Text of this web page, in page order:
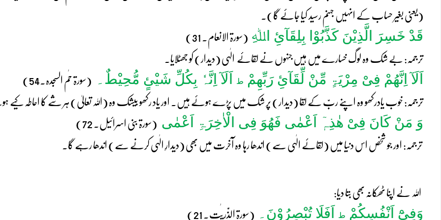
(یعنی بغیر حساب کے انہیں جہنم رسید کیا جائے گا)۔
قَدْ خَسِرَ الَّذِیْنَ کَذَّبُوْا بِلِقَآئِ ا ﷲ (سورۃ الانعام۔ 31)
ترجمہ: بے شک وہ لوگ خسارے میں ہیں جنہوں نے لقائے الٰہی (دیدار) کو جھٹلایا۔
اَلَآ اِنَّھُمْ فِیْ مِرْیَۃٍ مِّنْ لِّقَآئِ رَبِّھِمْ ط اَلَآ اِنَّہٗ بِکُلِّ شَیْئٍ مُّحِیْطٌ۔ (سورۃ حٰم السجدہ۔54)
ترجمہ: خوب یادرکھو وہ اپنے ربّ کے لقا (دیدار) پر شک میں پڑے ہوئے ہیں۔ اور یاد رکھو بیشک وہ (اللہ تعالیٰ) ہر شے کا احاطہ کیے
وَ مَنْ کَانَ فِیْ ھٰذِہٖٓ اَعْمٰی فَھُوَ فِی الْاٰخِرَۃِ اَعْمٰی (سورۃ بنی اسرائیل۔ 72)
ترجمہ: اور جو شخص اس دنیا میں (لقائے الٰہی سے) اندھا رہا وہ آخرت میں بھی (دیدارِ الٰہی کرنے سے) اندھا رہے گا۔
اللہ نے اپنا ٹھکانہ بھی بتا دیا:
وَفِیْٓ اَنْفُسِکُمْ ط اَفَلَا تُبْصِرُوْنَ ۔ (سورۃ الذّٰریٰت۔ 21)